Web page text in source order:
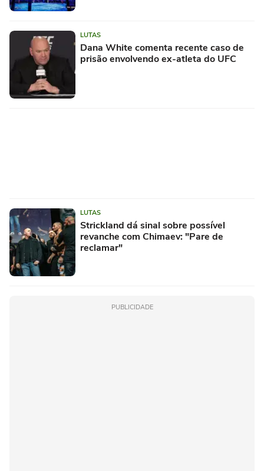
LUTAS
Dana White comenta recente caso de
prisão envolvendo ex-atleta do UFC
LUTAS
Strickland dá sinal sobre possível
revanche com Chimaev: "Pare de
reclamar"
PUBLICIDADE